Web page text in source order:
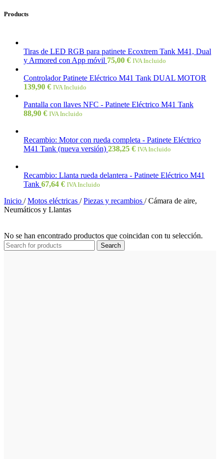
Products
Tiras de LED RGB para patinete Ecoxtrem Tank M41, Dual
y Armored con App móvil 75,00 € IVA Incluido
Controlador Patinete Eléctrico M41 Tank DUAL MOTOR
139,90 € IVA Incluido
Pantalla con llaves NFC - Patinete Eléctrico M41 Tank
88,90 € IVA Incluido
Recambio: Motor con rueda completa - Patinete Eléctrico
M41 Tank (nueva versión) 238,25 € IVA Incluido
Recambio: Llanta rueda delantera - Patinete Eléctrico M41
Tank 67,64 € IVA Incluido
Inicio / Motos eléctricas / Piezas y recambios / Cámara de aire,
Neumáticos y Llantas
No se han encontrado productos que coincidan con tu selección.
Search